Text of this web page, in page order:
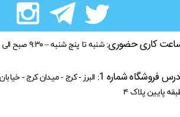
کاری حضوری: شنبه تا پنج شنبه – ۹:۳۰ صبح الی ۲۱:۰۰
فروشگاه شماره 1:
البرز - کرج - میدان کرج -
پایین پلاک ۴